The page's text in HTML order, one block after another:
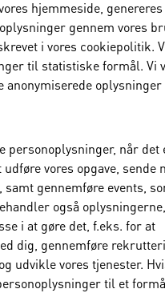
hjemmeside,
gennem vores
i vores cookiepolitik.
til statistiske formål. Vi
anonymiserede
personoplysninger, når det
vores opgave, sende
samt gennemføre events,
også
i at gøre det, f.eks. for at
dig, gennemføre
udvikle vores tjenester.
til et